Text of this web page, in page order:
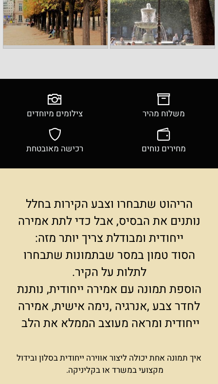
משלוח מהיר צילומים מיוחדים
מחירים נוחים רכישה מאובטחת
הריהוט שתבחרו וצבע הקירות בחלל
נותנים את הבסיס, אבל כדי לתת אמירה
ייחודית ומבודלת צריך יותר מזה:
הסוד טמון במסר שבתמונות שתבחרו
לתלות על הקיר.
הוספת תמונה עם אמירה ייחודית, נותנת
לחדר צבע ,אנרגיה ,נימה אישית, אמירה
ייחודית ומראה מעוצב הממלא את הלב
איך תמונה אחת יכולה ליצור אווירה ייחודית בסלון ובידול
מקצועי במשרד או בקליניקה.